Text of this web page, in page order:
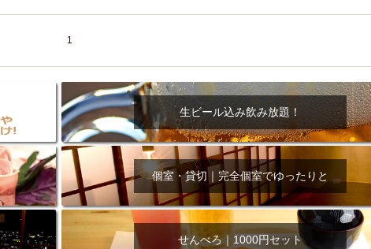
会コース レモンサワー 観光客に人気 大部屋30名
カウンター
4000円台コース
デリバリー 寿司 クリスマス 和食
クーポン
旭橋駅周辺 沖縄料理 スイーツ
結納・顔会わせ
民謡・生演奏 気軽に一杯
店内全面禁煙
ルツ 貝づくし 燻製料理
美栄橋駅周辺
ろまち駅周辺 オープンテラス マトン・ラム肉
洋食
ジ無し 牡蠣 夜景・景色◎ 夜12時以降入店可
サプライズ
ト同伴 ビアガーデン 天ぷら
時間無制飲み放題
げ バレンタイン 立ち飲み 5000円以上コース 地中海料理
鍋
1
生ビール込み飲み放題！
個室・貸切｜完全個室でゆったりと
せんべろ｜1000円セット